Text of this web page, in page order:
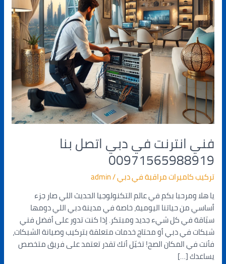
فني انترنت في دبي اتصل بنا
00971565988919
تركيب كاميرات مراقبة في دبي/
admin
يا هلا ومرحبا بكم في عالم التكنولوجيا الحديث اللي صار جزء
أساسي من حياتنا اليومية، خاصة في مدينة دبي اللي دومها
سبّاقة في كل شيء جديد ومبتكر. إذا كنت تدور على أفضل فني
شبكات في دبي أو محتاج خدمات متعلقة بتركيب وصيانة الشبكات،
فأنت في المكان الصح! تخيّل أنك تقدر تعتمد على فريق متخصص
يساعدك […]